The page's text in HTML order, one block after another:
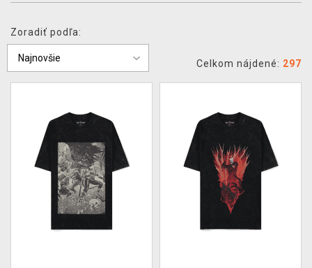
Zoradiť podľa:
Celkom nájdené: 297